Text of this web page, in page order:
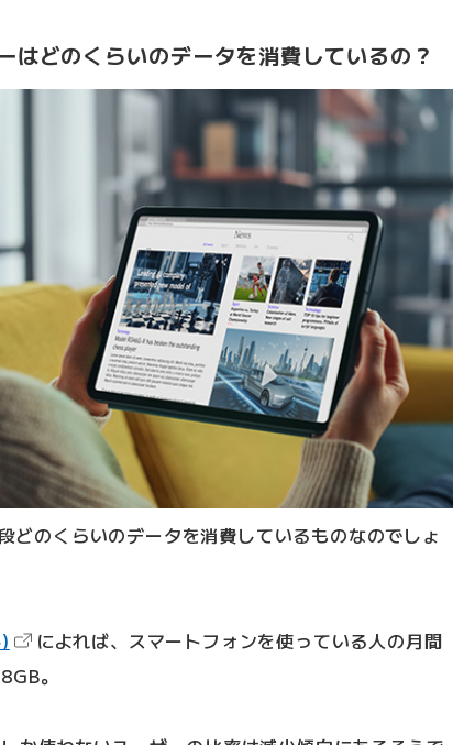
はどのくらいのデータを消費しているの？
どのくらいのデータを消費しているものなのでしょ
（新しいタブで開きます）
によれば、スマートフォンを使っている人の月間
。